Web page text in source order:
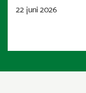
22 juni 2026